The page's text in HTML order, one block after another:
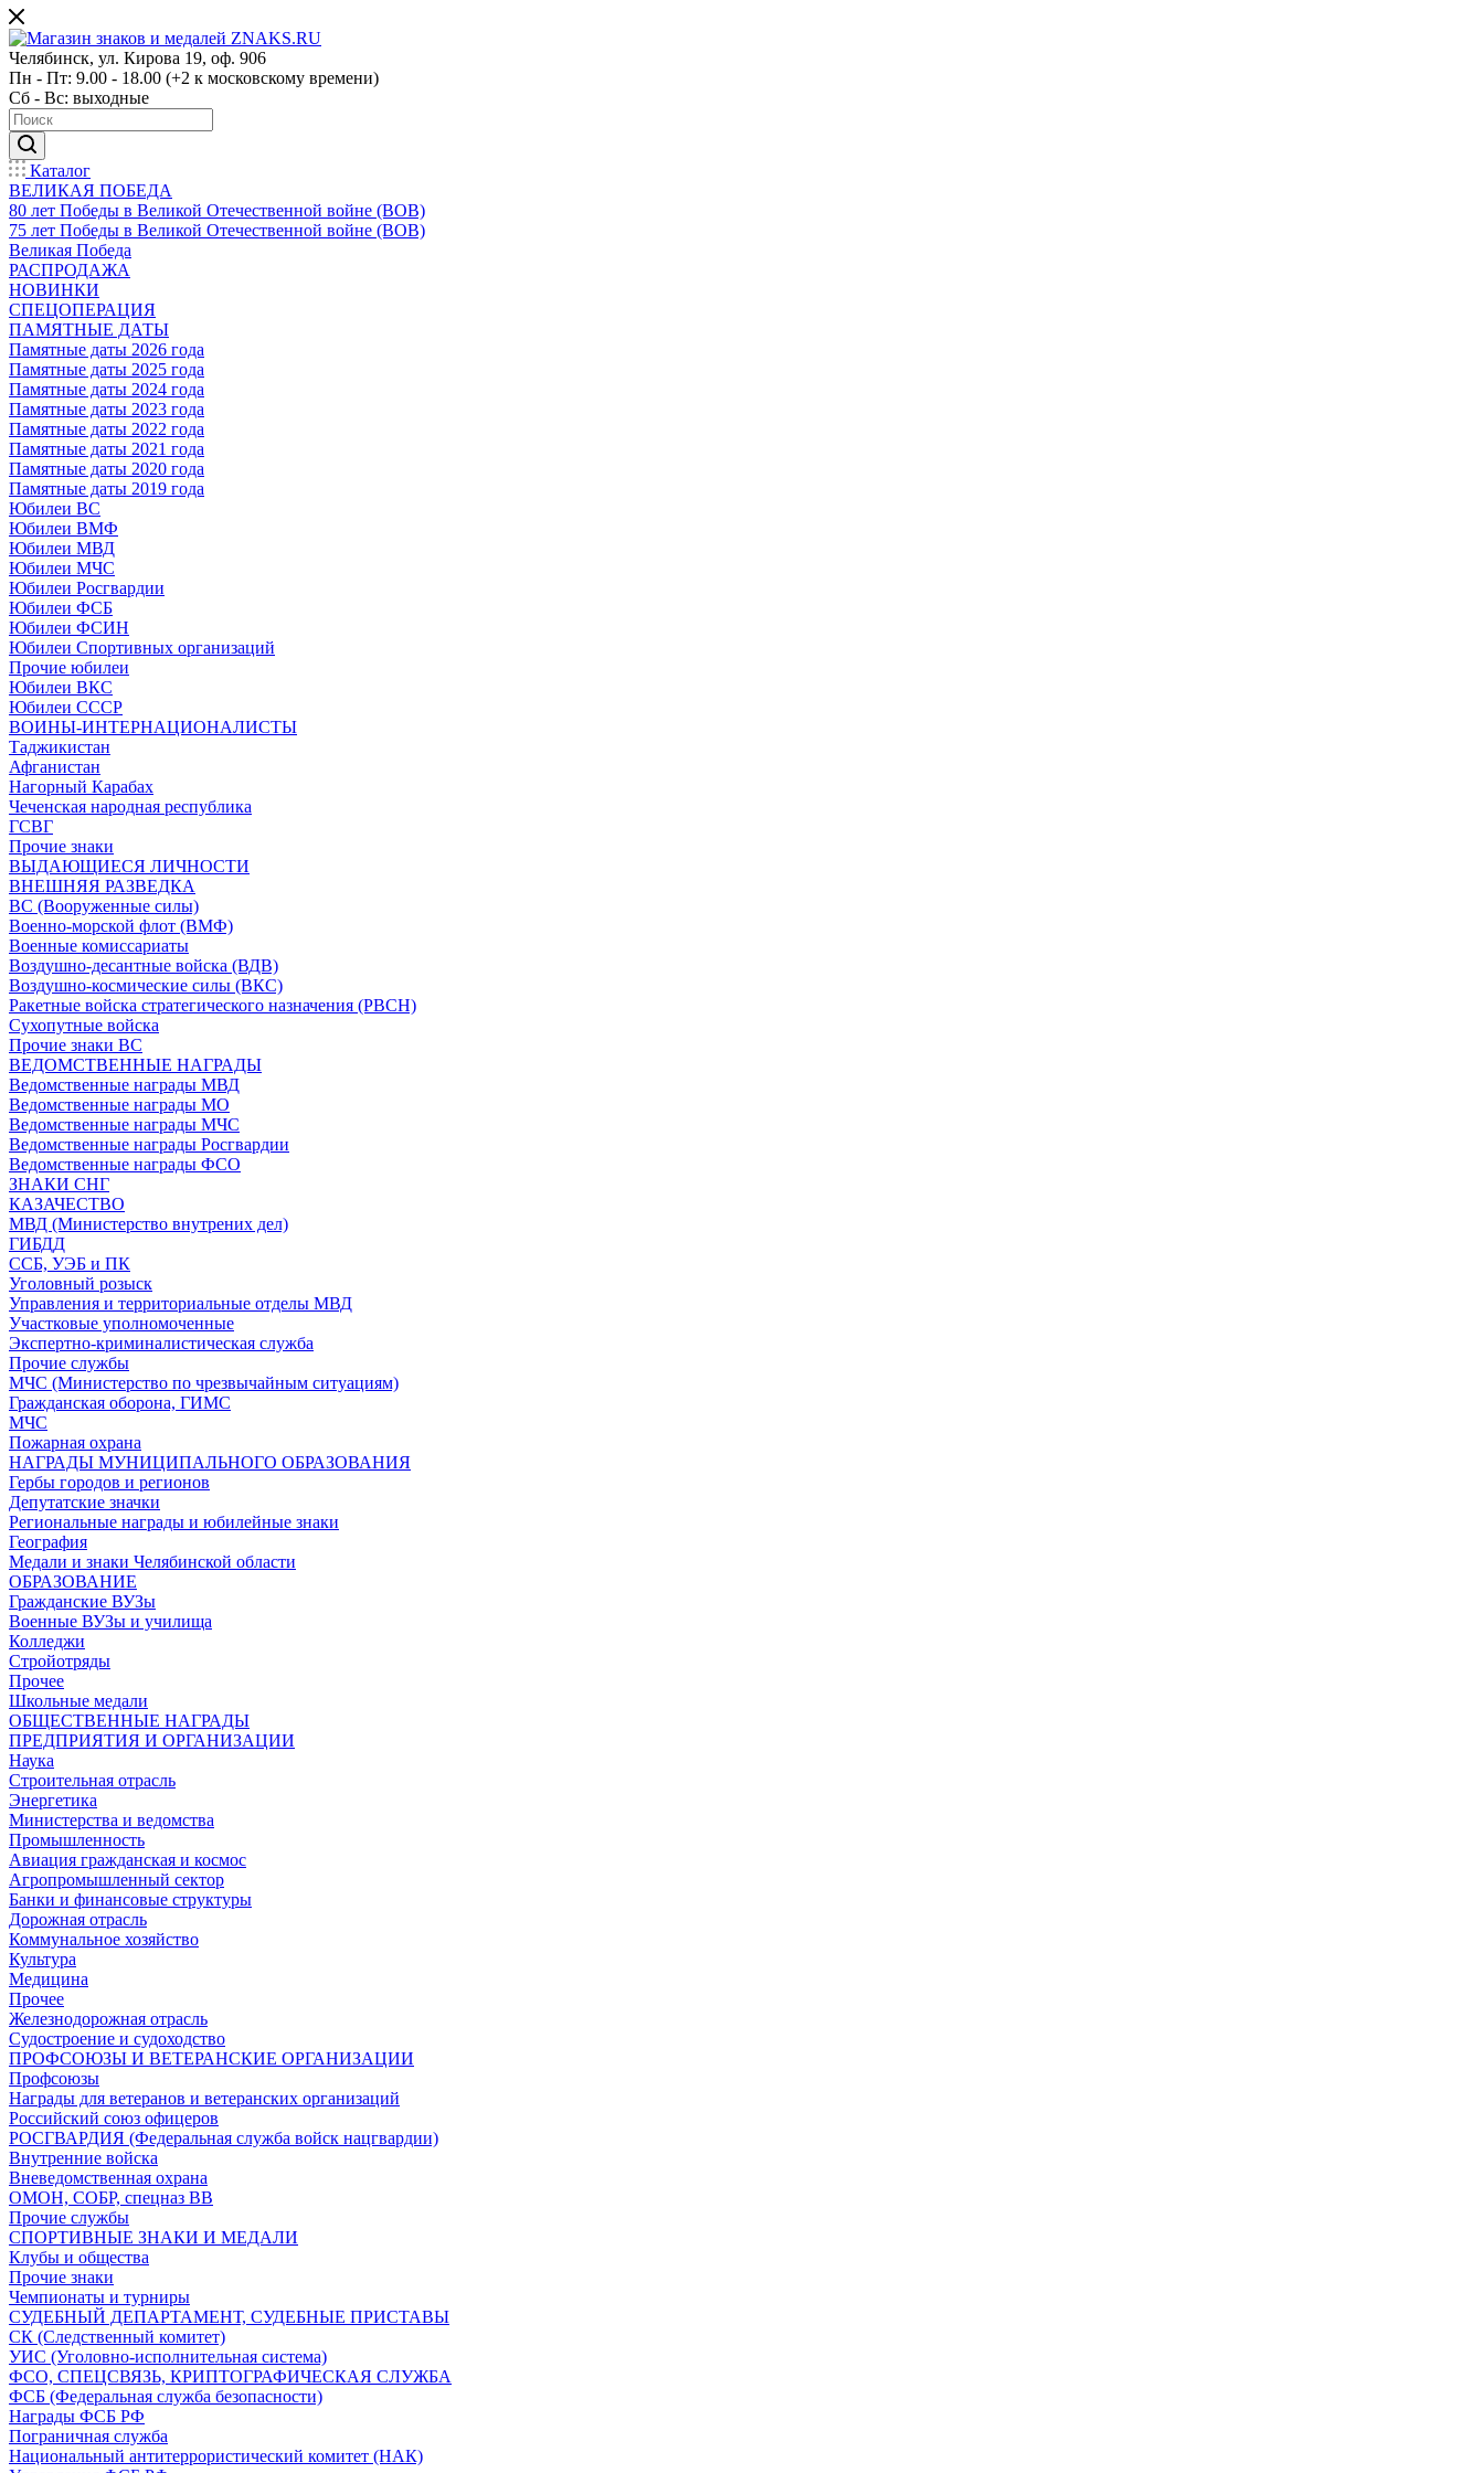
Челябинск, ул. Кирова 19, оф. 906
Пн - Пт: 9.00 - 18.00 (+2 к московскому времени)
Сб - Вс: выходные
Каталог
ВЕЛИКАЯ ПОБЕДА
80 лет Победы в Великой Отечественной войне (ВОВ)
75 лет Победы в Великой Отечественной войне (ВОВ)
Великая Победа
РАСПРОДАЖА
НОВИНКИ
СПЕЦОПЕРАЦИЯ
ПАМЯТНЫЕ ДАТЫ
Памятные даты 2026 года
Памятные даты 2025 года
Памятные даты 2024 года
Памятные даты 2023 года
Памятные даты 2022 года
Памятные даты 2021 года
Памятные даты 2020 года
Памятные даты 2019 года
Юбилеи ВС
Юбилеи ВМФ
Юбилеи МВД
Юбилеи МЧС
Юбилеи Росгвардии
Юбилеи ФСБ
Юбилеи ФСИН
Юбилеи Спортивных организаций
Прочие юбилеи
Юбилеи ВКС
Юбилеи СССР
ВОИНЫ-ИНТЕРНАЦИОНАЛИСТЫ
Таджикистан
Афганистан
Нагорный Карабах
Чеченская народная республика
ГСВГ
Прочие знаки
ВЫДАЮЩИЕСЯ ЛИЧНОСТИ
ВНЕШНЯЯ РАЗВЕДКА
ВС (Вооруженные силы)
Военно-морской флот (ВМФ)
Военные комиссариаты
Воздушно-десантные войска (ВДВ)
Воздушно-космические силы (ВКС)
Ракетные войска стратегического назначения (РВСН)
Сухопутные войска
Прочие знаки ВС
ВЕДОМСТВЕННЫЕ НАГРАДЫ
Ведомственные награды МВД
Ведомственные награды МО
Ведомственные награды МЧС
Ведомственные награды Росгвардии
Ведомственные награды ФСО
ЗНАКИ СНГ
КАЗАЧЕСТВО
МВД (Министерство внутрених дел)
ГИБДД
ССБ, УЭБ и ПК
Уголовный розыск
Управления и территориальные отделы МВД
Участковые уполномоченные
Экспертно-криминалистическая служба
Прочие службы
МЧС (Министерство по чрезвычайным ситуациям)
Гражданская оборона, ГИМС
МЧС
Пожарная охрана
НАГРАДЫ МУНИЦИПАЛЬНОГО ОБРАЗОВАНИЯ
Гербы городов и регионов
Депутатские значки
Региональные награды и юбилейные знаки
География
Медали и знаки Челябинской области
ОБРАЗОВАНИЕ
Гражданские ВУЗы
Военные ВУЗы и училища
Колледжи
Стройотряды
Прочее
Школьные медали
ОБЩЕСТВЕННЫЕ НАГРАДЫ
ПРЕДПРИЯТИЯ И ОРГАНИЗАЦИИ
Наука
Строительная отрасль
Энергетика
Министерства и ведомства
Промышленность
Авиация гражданская и космос
Агропромышленный сектор
Банки и финансовые структуры
Дорожная отрасль
Коммунальное хозяйство
Культура
Медицина
Прочее
Железнодорожная отрасль
Судостроение и судоходство
ПРОФСОЮЗЫ И ВЕТЕРАНСКИЕ ОРГАНИЗАЦИИ
Профсоюзы
Награды для ветеранов и ветеранских организаций
Российский союз офицеров
РОСГВАРДИЯ (Федеральная служба войск нацгвардии)
Внутренние войска
Вневедомственная охрана
ОМОН, СОБР, спецназ ВВ
Прочие службы
СПОРТИВНЫЕ ЗНАКИ И МЕДАЛИ
Клубы и общества
Прочие знаки
Чемпионаты и турниры
СУДЕБНЫЙ ДЕПАРТАМЕНТ, СУДЕБНЫЕ ПРИСТАВЫ
СК (Следственный комитет)
УИС (Уголовно-исполнительная система)
ФСО, СПЕЦСВЯЗЬ, КРИПТОГРАФИЧЕСКАЯ СЛУЖБА
ФСБ (Федеральная служба безопасности)
Награды ФСБ РФ
Пограничная служба
Национальный антитеррористический комитет (НАК)